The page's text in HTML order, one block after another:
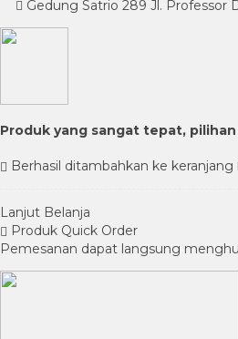
Gedung Satrio 289 Jl. Professor
Produk yang sangat tepat, pilihan
Berhasil ditambahkan ke keranjang
Lanjut Belanja
Produk Quick Order
Pemesanan dapat langsung